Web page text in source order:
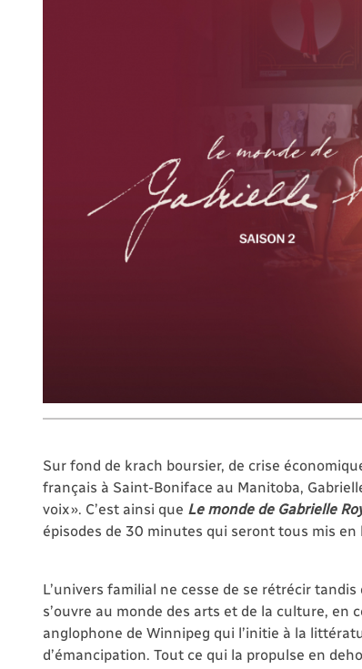
Sur fond de krach boursier, de crise
français à Saint-Boniface au Manitoba,
voix ». C’est ainsi que Le monde de Gabrielle
épisodes de 30 minutes qui seront tous mis en
L’univers familial ne cesse de se rétrécir
s’ouvre au monde des arts et de la culture,
anglophone de Winnipeg qui l’initie à la
d’émancipation. Tout ce qui la propulse en